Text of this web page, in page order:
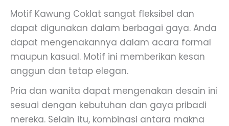
Motif Kawung Coklat sangat fleksibel dan
dapat digunakan dalam berbagai gaya. Anda
dapat mengenakannya dalam acara formal
maupun kasual. Motif ini memberikan kesan
anggun dan tetap elegan.
Pria dan wanita dapat mengenakan desain ini
sesuai dengan kebutuhan dan gaya pribadi
mereka. Selain itu, kombinasi antara makna